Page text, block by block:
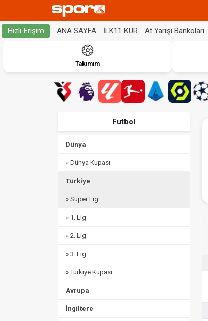
Hızlı Erişim ANA SAYFA İLK11 KUR At Yarışı Bankoları
Takımım
Futbol
Dünya
» Dünya Kupası
Türkiye
» Süper Lig
» 1. Lig
» 2. Lig
» 3. Lig
» Türkiye Kupası
Avrupa
İngiltere